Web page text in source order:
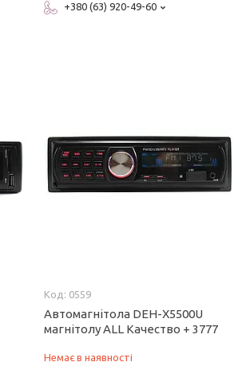
+380 (63) 920-49-60
0559
Автомагнітола DEH-X5500U
магнітолу ALL Качество + 3777
Немає в наявності